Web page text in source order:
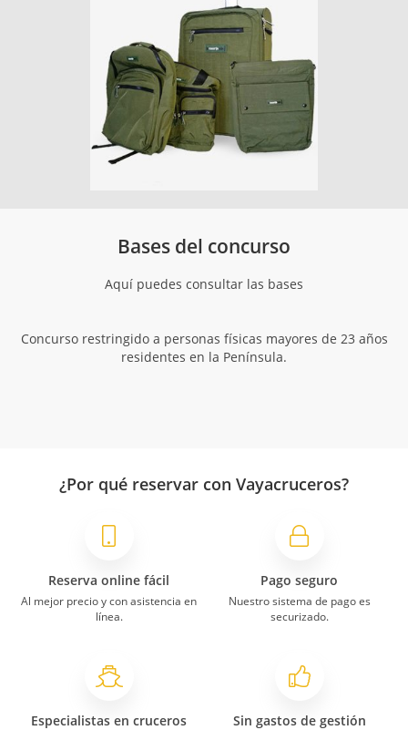
Bases del concurso
Aquí puedes consultar las bases
Concurso restringido a personas físicas mayores de 23 años
residentes en la Península.
¿Por qué reservar con Vayacruceros?
Reserva online fácil
Al mejor precio y con asistencia en
línea.
Pago seguro
Nuestro sistema de pago es
securizado.
Especialistas en cruceros Sin gastos de gestión